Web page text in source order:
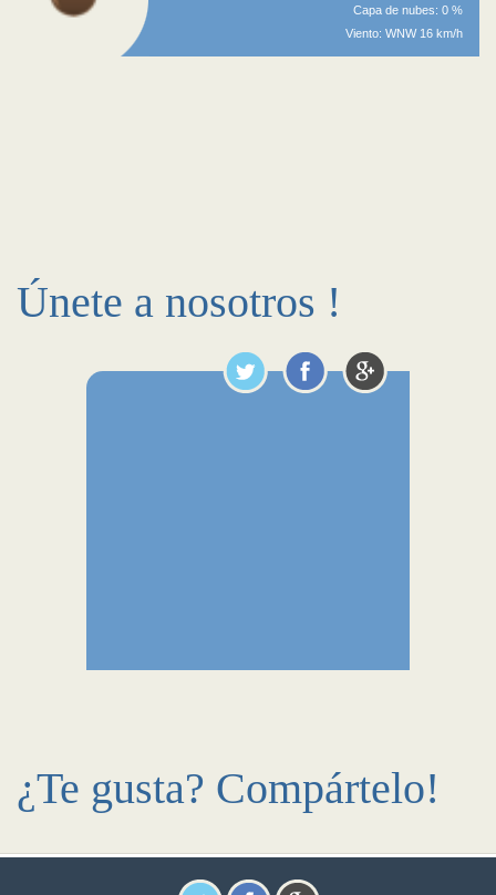
Capa de nubes: 0 %
Viento: WNW 16 km/h
Únete a nosotros !
¿Te gusta? Compártelo!